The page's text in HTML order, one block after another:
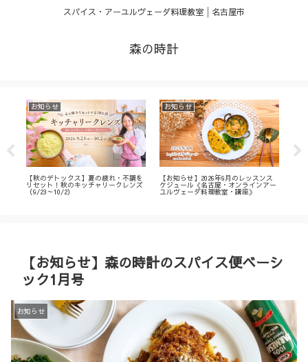
スパイス・アーユルヴェーダ料理教室│名古屋市
森の時計
お知らせ
【秋のデトックス】夏の疲れ・不調を
リセット！秋のキッチャリークレンズ
（9/23～10/2）
お知らせ
【お知らせ】2026年9月のレッスンス
ケジュール《名古屋・オンラインアー
ユルヴェーダ料理教室・講座》
【お知らせ】森の時計のスパイス便ベーシ
ック1月号
お知らせ